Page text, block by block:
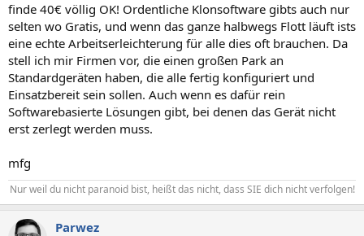
finde 40€ völlig OK! Ordentliche Klonsoftware gibts auch nur
selten wo Gratis, und wenn das ganze halbwegs Flott läuft ists
eine echte Arbeitserleichterung für alle dies oft brauchen. Da
stell ich mir Firmen vor, die einen großen Park an
Standardgeräten haben, die alle fertig konfiguriert und
Einsatzbereit sein sollen. Auch wenn es dafür rein
Softwarebasierte Lösungen gibt, bei denen das Gerät nicht
erst zerlegt werden muss.
mfg
Nur weil du nicht paranoid bist, heißt das nicht, dass SIE dich nicht verfolgen!​
Parwez